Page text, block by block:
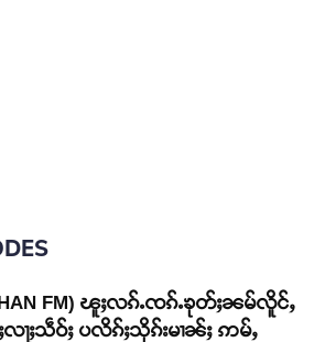
FM) ၽူႈလၵ်ႉၸၵ်ႉၶုတ်ႈၼမ်လိူင်ႇ
ႃႈသဵဝ်ႈ ပလိၵ်ႈသိုၵ်းမၢၼ်ႈ ဢမ်ႇ